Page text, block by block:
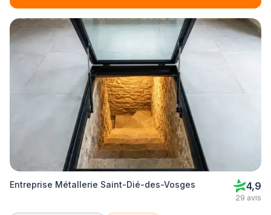
Entreprise Métallerie Saint-Dié-des-Vosges 4,9
29 avis